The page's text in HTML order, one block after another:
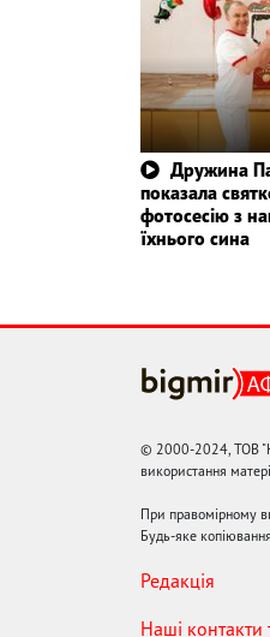
Дружина
показала
фотосесію з
їхнього сина
© 2000-2024, ТОВ
використання
При правомірному
Будь-яке
Редакція
Наші контакти